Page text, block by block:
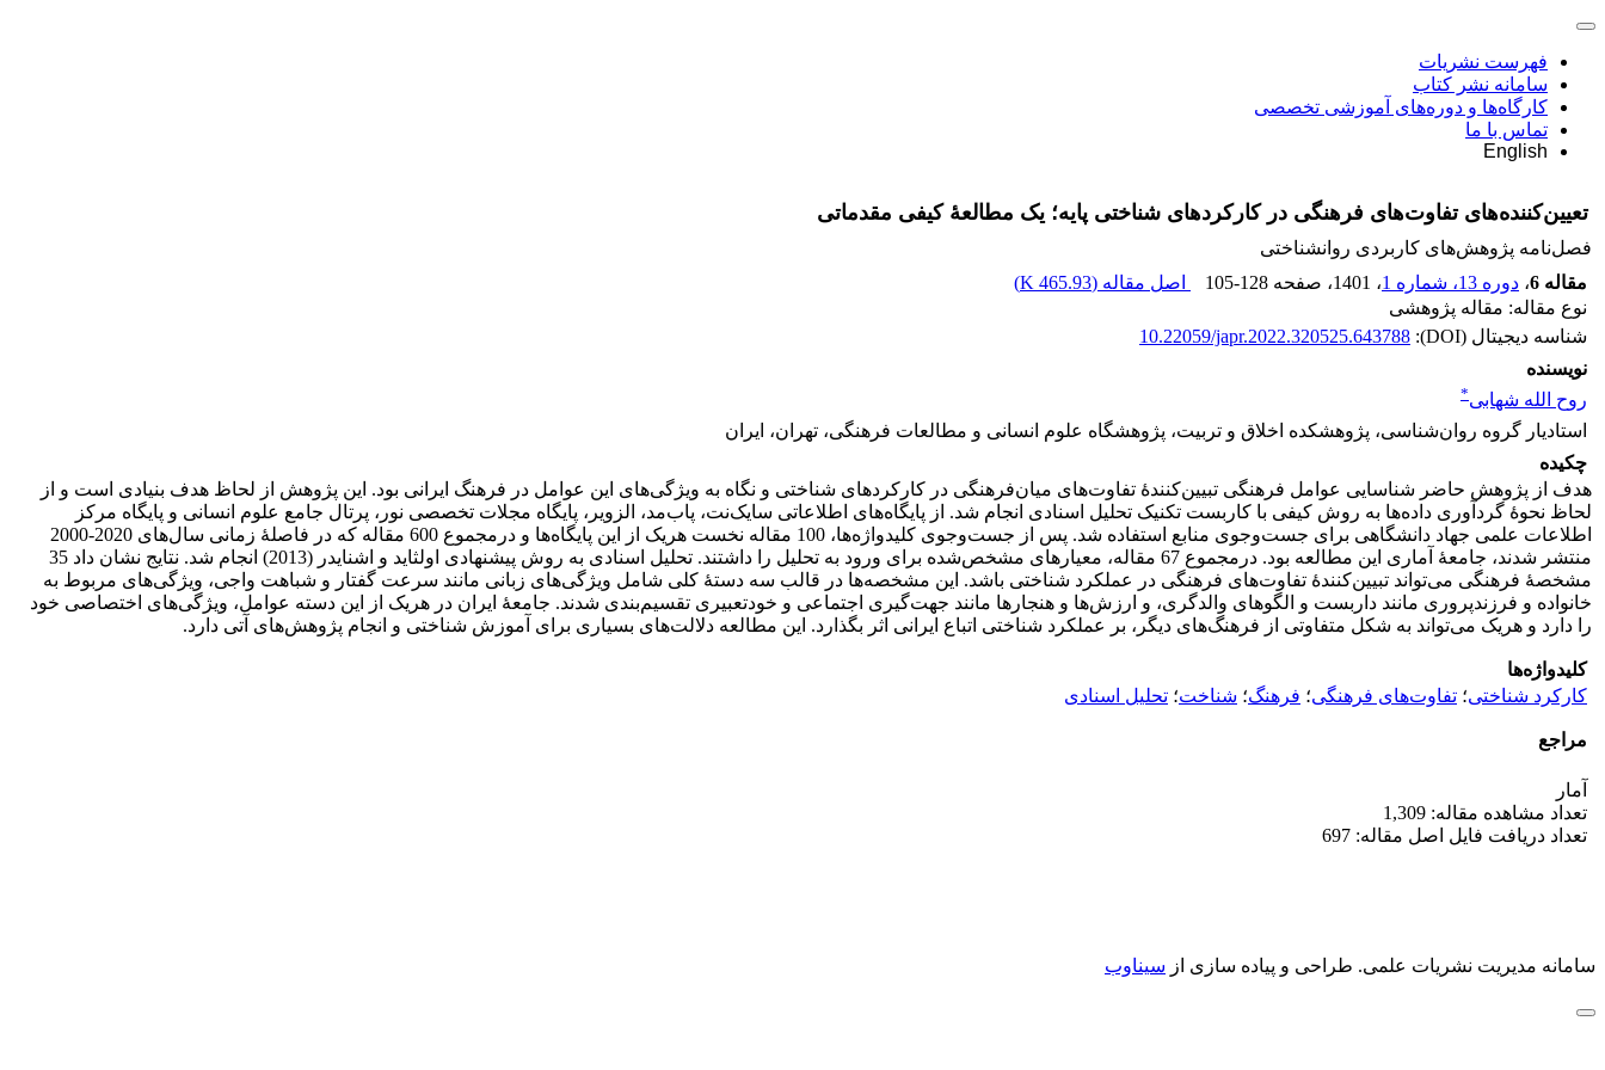
فهرست نشریات
سامانه نشر کتاب
کارگاه‌ها و دوره‌های آموزشی تخصصی
تماس با ما
English
تعیین‌کننده‌های تفاوت‌های فرهنگی در کارکردهای شناختی پایه؛ یک مطالعۀ کیفی مقدماتی
فصل‌نامه پژوهش‌های کاربردی روانشناختی
مقاله 6
، دوره 13، شماره 1 ، 1401 ، صفحه 105-128 اصل مقاله (465.93 K
)
نوع مقاله: مقاله پژوهشی
شناسه دیجیتال (DOI):
10.22059/japr.2022.320525.643788
نویسنده
روح الله شهابی*
استادیار گروه روان‌شناسی، پژوهشکده اخلاق و تربیت، پژوهشگاه علوم انسانی و مطالعات فرهنگی، تهران، ایران
چکیده
هدف از پژوهش حاضر شناسایی عوامل فرهنگی تبیین‌کنندۀ تفاوت‌های میان‌فرهنگی در کارکردهای شناختی و نگاه به ویژگی‌های این عوامل در فرهنگ ایرانی بود. این پژوهش از لحاظ هدف بنیادی است و از
لحاظ نحوۀ گردآوری داده‌ها به روش کیفی با کاربست تکنیک تحلیل اسنادی انجام شد. از پایگاه‌های اطلاعاتی سایک‌نت، پاب‌مد، الزویر، پایگاه مجلات تخصصی نور، پرتال جامع علوم انسانی و پایگاه مرکز
اطلاعات علمی جهاد دانشگاهی برای جست‌وجوی منابع استفاده شد. پس از جست‌وجوی کلیدواژه‌ها، 100 مقاله نخست هریک از این پایگاه‌ها و درمجموع 600 مقاله که در فاصلۀ زمانی سال‌های 2020-2000
منتشر شدند، جامعۀ آماری این مطالعه بود. درمجموع 67 مقاله، معیارهای مشخص‌شده برای ورود به تحلیل را داشتند. تحلیل اسنادی به روش پیشنهادی اولثاید و اشنایدر (2013) انجام شد. نتایج نشان داد 35
مشخصۀ فرهنگی می‌تواند تبیین‌کنندۀ تفاوت‌های فرهنگی در عملکرد شناختی باشد. این مشخصه‌ها در قالب سه دستۀ کلی شامل ویژگی‌های زبانی مانند سرعت گفتار و شباهت واجی، ویژگی‌های مربوط به
خانواده و فرزندپروری مانند داربست و الگوهای والدگری، و ارزش‌ها و هنجارها مانند جهت‌گیری اجتماعی و خودتعبیری تقسیم‌بندی شدند. جامعۀ ایران در هریک از این دسته عوامل، ویژگی‌های اختصاصی خود
را دارد و هریک می‌تواند به شکل متفاوتی از فرهنگ‌های دیگر، بر عملکرد شناختی اتباع ایرانی اثر بگذارد. این مطالعه دلالت‌های بسیاری برای آموزش شناختی و انجام پژوهش‌های آتی دارد.
کلیدواژه‌ها
کارکرد شناختی؛ تفاوت‌های فرهنگی؛ فرهنگ؛ شناخت؛ تحلیل اسنادی
مراجع
آمار
تعداد مشاهده مقاله: 1,309
تعداد دریافت فایل اصل مقاله: 697
سامانه مدیریت نشریات علمی. طراحی و پیاده سازی از سیناوب